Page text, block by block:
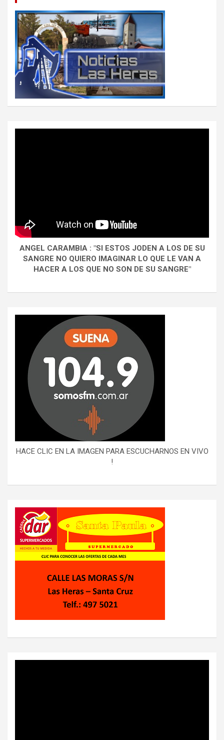
ANGEL CARAMBIA : "SI ESTOS JODEN A LOS DE SU
SANGRE NO QUIERO IMAGINAR LO QUE LE VAN A
HACER A LOS QUE NO SON DE SU SANGRE"
HACE CLIC EN LA IMAGEN PARA ESCUCHARNOS EN VIVO
!